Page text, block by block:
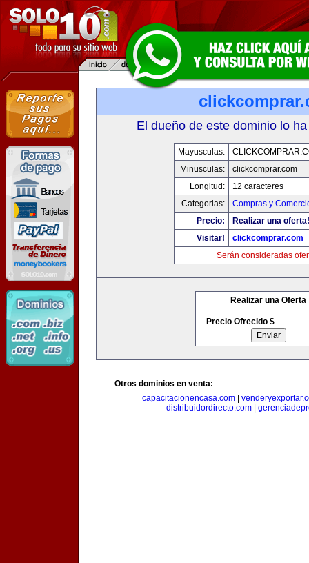
El dueño de este dominio lo
Mayusculas:
Minusculas:
clickcomprar.com
Longitud:
12 caracteres
Categorias:
Compras y
Precio:
Realizar una oferta!
Visitar!
clickcomprar.com
Serán consideradas
Realizar una Oferta
Precio Ofrecido $
Otros dominios en venta:
capacitacionencasa.com|
distribuidordirecto.com